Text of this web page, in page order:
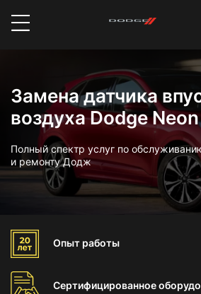
Замена датчика
воздуха Dodge Neon
Полный спектр услуг по
и ремонту Додж
Опыт работы
Сертифицированное